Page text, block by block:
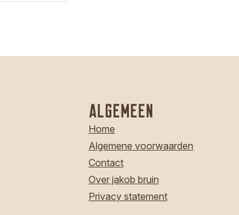
Algemeen
Home
Algemene voorwaarden
Contact
Over jakob bruin
Privacy statement